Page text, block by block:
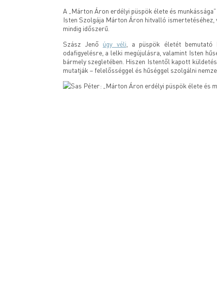
A „Márton Áron erdélyi püspök élete és
Isten Szolgája Márton Áron hitvalló
mindig időszerű.
Szász Jenő úgy véli , a püspök életét
odafigyelésre, a lelki megújulásra, valamint Isten
bármely szegletében. Hiszen Istentől kapott
mutatják – felelősséggel és hűséggel szolgálni